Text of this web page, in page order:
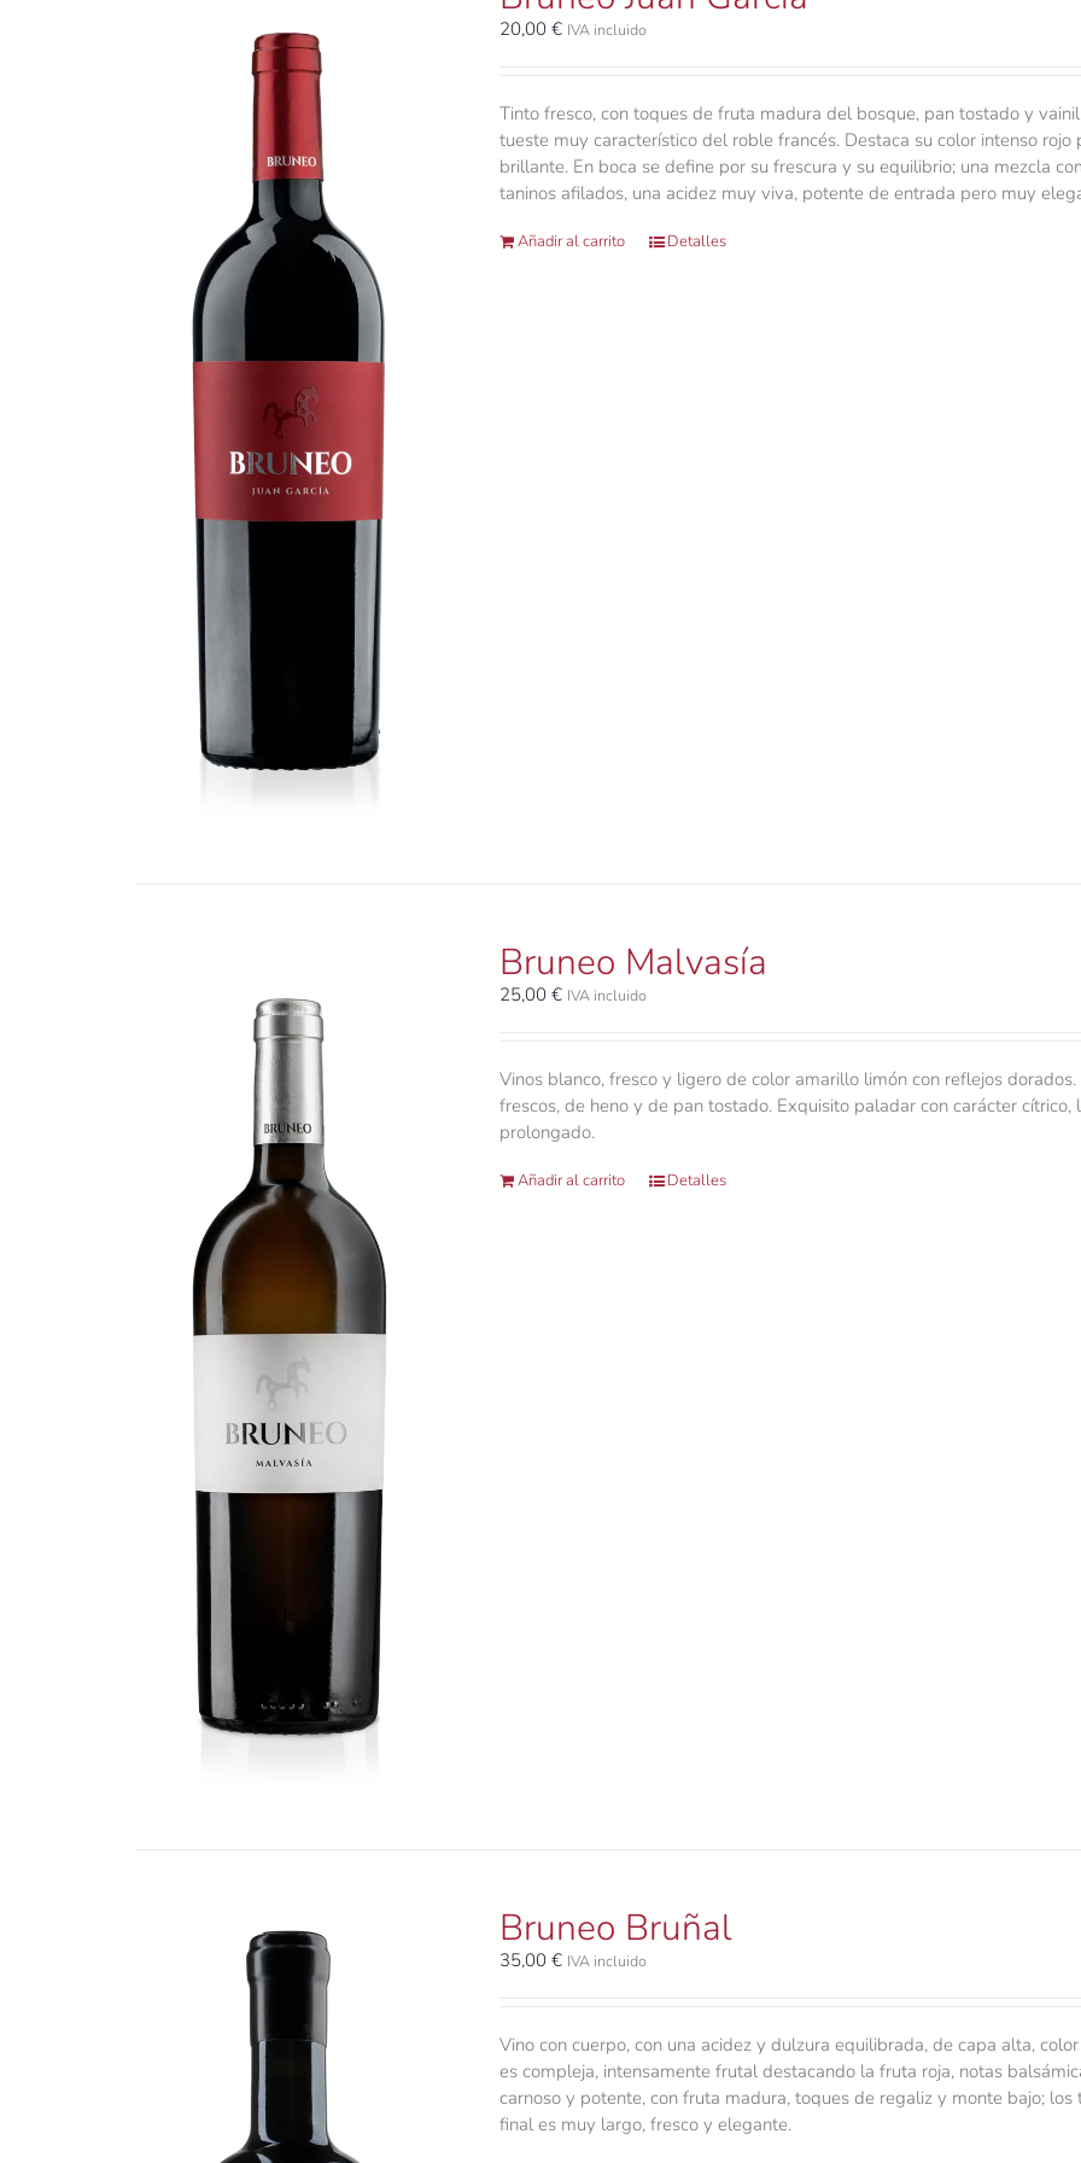
20,00€ IVA incluido
Tinto fresco, con toques de fruta madura del bosque, pan tostado y
tueste muy característico del roble francés. Destaca su color intenso
brillante. En boca se define por su frescura y su equilibrio; una mezcla
taninos afilados, una acidez muy viva, potente de entrada pero muy
Añadir al carrito Detalles
Bruneo Malvasía
25,00€ IVA incluido
Vinos blanco, fresco y ligero de color amarillo limón con reflejos
frescos, de heno y de pan tostado. Exquisito paladar con carácter
prolongado.
Añadir al carrito Detalles
Bruneo Bruñal
35,00€ IVA incluido
Vino con cuerpo, con una acidez y dulzura equilibrada, de capa alta,
es compleja, intensamente frutal destacando la fruta roja, notas
carnoso y potente, con fruta madura, toques de regaliz y monte bajo;
final es muy largo, fresco y elegante.